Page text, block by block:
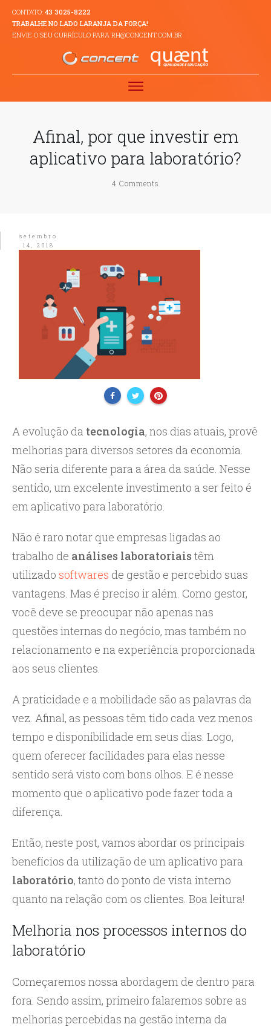
CONTATO: 43 3025-8222
TRABALHE NO LADO LARANJA DA FORÇA!
ENVIE O SEU CURRÍCULO PARA RH@CONCENT.COM.BR
Afinal, por que investir em
aplicativo para laboratório?
4 Comments
setembro
14, 2018
A evolução da tecnologia, nos dias atuais, provê
melhorias para diversos setores da economia.
Não seria diferente para a área da saúde. Nesse
sentido, um excelente investimento a ser feito é
em aplicativo para laboratório.
Não é raro notar que empresas ligadas ao
trabalho de análises laboratoriais têm
utilizado softwares de gestão e percebido suas
vantagens. Mas é preciso ir além. Como gestor,
você deve se preocupar não apenas nas
questões internas do negócio, mas também no
relacionamento e na experiência proporcionada
aos seus clientes.
A praticidade e a mobilidade são as palavras da
vez. Afinal, as pessoas têm tido cada vez menos
tempo e disponibilidade em seus dias. Logo,
quem oferecer facilidades para elas nesse
sentido será visto com bons olhos. E é nesse
momento que o aplicativo pode fazer toda a
diferença.
Então, neste post, vamos abordar os principais
benefícios da utilização de um aplicativo para
laboratório, tanto do ponto de vista interno
quanto na relação com os clientes. Boa leitura!
Melhoria nos processos internos do
laboratório
Começaremos nossa abordagem de dentro para
fora. Sendo assim, primeiro falaremos sobre as
melhorias percebidas na gestão interna da